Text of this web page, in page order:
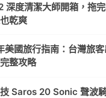
深度清潔大師開箱，拖
乾爽
美國旅行指南：台灣旅
整攻略
Saros 20 Sonic 聲波